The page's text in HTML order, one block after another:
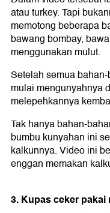
atau turkey. Tapi
memotong beberapa
bawang bombay,
menggunakan mulut.
Setelah semua
mulai mengunyahnya
melepehkannya
Tak hanya bahan-
bumbu kunyahan ini
kalkunnya. Video ini
enggan memakan
3. Kupas ceker pakai